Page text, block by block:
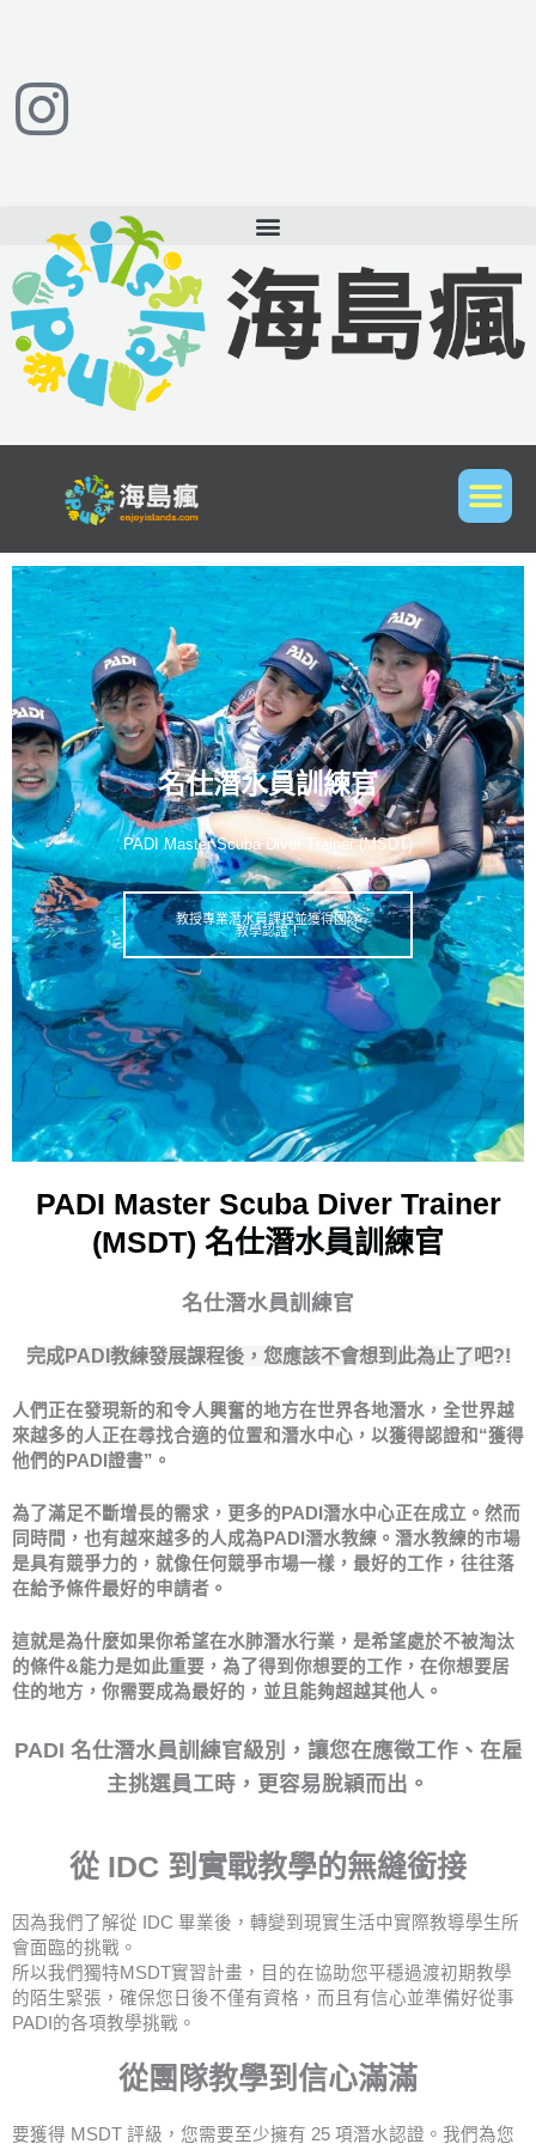
名仕潛水員訓練官
PADI Master Scuba Diver Trainer (MSDT)
教授專業潛水員課程並獲得團隊
教學認證！
PADI Master Scuba Diver Trainer
(MSDT) 名仕潛水員訓練官
名仕潛水員訓練官
完成PADI教練發展課程後，您應該不會想到此為止了吧?!
人們正在發現新的和令人興奮的地方在世界各地潛水，全世界越
來越多的人正在尋找合適的位置和潛水中心，以獲得認證和“獲得
他們的PADI證書”。
為了滿足不斷增長的需求，更多的PADI潛水中心正在成立。然而
同時間，也有越來越多的人成為PADI潛水教練。潛水教練的市場
是具有競爭力的，就像任何競爭市場一樣，最好的工作，往往落
在給予條件最好的申請者。
這就是為什麼如果你希望在水肺潛水行業，是希望處於不被淘汰
的條件&能力是如此重要，為了得到你想要的工作，在你想要居
住的地方，你需要成為最好的，並且能夠超越其他人。
PADI 名仕潛水員訓練官級別，讓您在應徵工作、在雇
主挑選員工時，更容易脫穎而出。
從 IDC 到實戰教學的無縫銜接
因為我們了解從 IDC 畢業後，轉變到現實生活中實際教導學生所
會面臨的挑戰。
所以我們獨特MSDT實習計畫，目的在協助您平穩過渡初期教學
的陌生緊張，確保您日後不僅有資格，而且有信心並準備好從事
PADI的各項教學挑戰。
從團隊教學到信心滿滿
要獲得 MSDT 評級，您需要至少擁有 25 項潛水認證。我們為您